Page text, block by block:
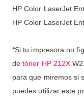
HP Color LaserJet
HP Color LaserJet
*Si tu impresora no
detóner HP 212X
para que miremos si
puedes utilizar este